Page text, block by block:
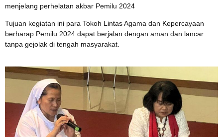
menjelang perhelatan akbar Pemilu 2024
Tujuan kegiatan ini para Tokoh Lintas Agama dan Kepercayaan
berharap Pemilu 2024 dapat berjalan dengan aman dan lancar
tanpa gejolak di tengah masyarakat.